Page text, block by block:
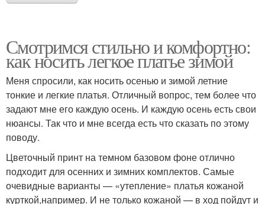
Смотримся стильно и комфортно:
как носить легкое платье зимой
Меня спросили, как носить осенью и зимой летние
тонкие и легкие платья. Отличный вопрос, тем более что
задают мне его каждую осень. И каждую осень есть свои
нюансы. Так что и мне всегда есть что сказать по этому
поводу.
Цветочный принт на темном базовом фоне отлично
подходит для осенних и зимних комплектов. Самые
очевидные варианты — «утепление» платья кожаной
курткой,например. И не только кожаной — в ход пойдут и